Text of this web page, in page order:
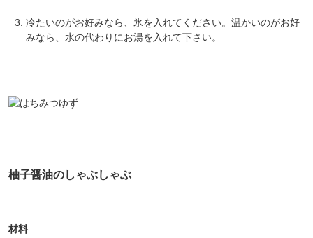
冷たいのがお好みなら、氷を入れてください。温かいのがお好
みなら、水の代わりにお湯を入れて下さい。
柚子醤油のしゃぶしゃぶ
材料